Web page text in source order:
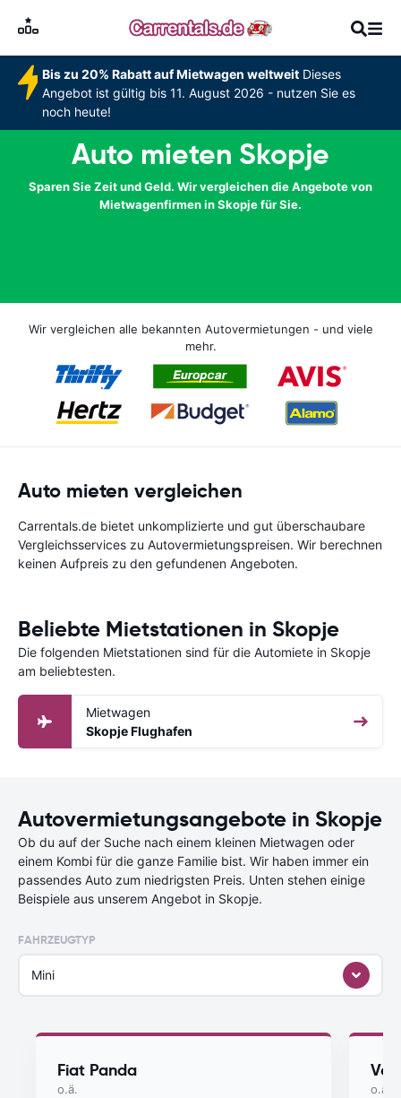
Bis zu 20% Rabatt auf Mietwagen weltweitDieses
Angebot ist gültig bis 11. August 2026 - nutzen Sie es
noch heute!
Auto mieten Skopje
Sparen Sie Zeit und Geld. Wir vergleichen die Angebote von
Mietwagenfirmen in Skopje für Sie.
Wir vergleichen alle bekannten Autovermietungen - und viele
mehr.
Auto mieten vergleichen
Carrentals.de bietet unkomplizierte und gut überschaubare
Vergleichsservices zu Autovermietungspreisen. Wir berechnen
keinen Aufpreis zu den gefundenen Angeboten.
Beliebte Mietstationen in Skopje
Die folgenden Mietstationen sind für die Automiete in Skopje
am beliebtesten.
Mietwagen
Skopje Flughafen
Autovermietungsangebote in Skopje
Ob du auf der Suche nach einem kleinen Mietwagen oder
einem Kombi für die ganze Familie bist. Wir haben immer ein
passendes Auto zum niedrigsten Preis. Unten stehen einige
Beispiele aus unserem Angebot in Skopje.
FAHRZEUGTYP
Mini
Fiat Panda
o.ä. o.ä.